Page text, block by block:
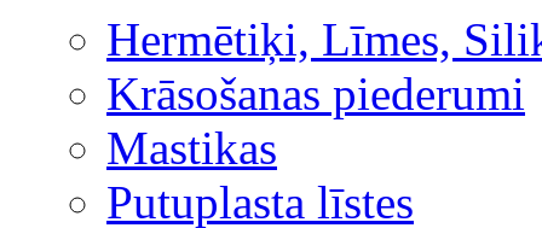
Hermētiķi, Līmes,
Krāsošanas piederumi
Mastikas
Putuplasta līstes